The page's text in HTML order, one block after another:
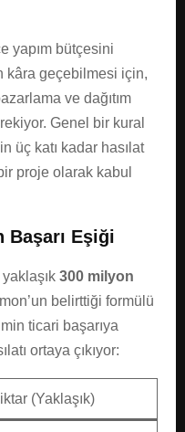
yapım bütçesini
kâra geçebilmesi için,
ve dağıtım
Genel bir kural
üç katı kadar hasılat
proje olarak kabul
Başarı Eşiği
300 milyon
belirttiği formülü
ticari başarıya
ortaya çıkıyor:
(Yaklaşık)